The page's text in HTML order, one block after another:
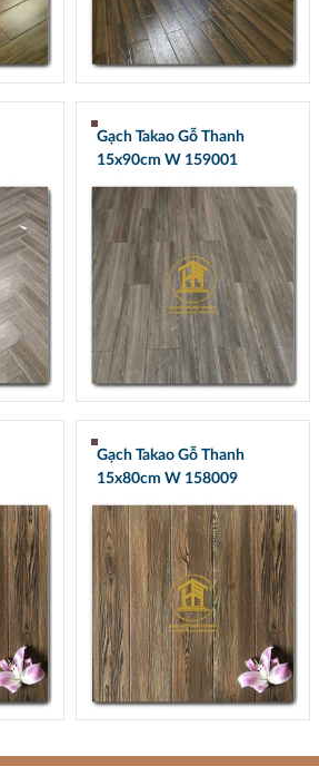
Gạch Takao Gỗ Thanh
15x90cm W 159001
Gạch Takao Gỗ Thanh
15x80cm W 158009